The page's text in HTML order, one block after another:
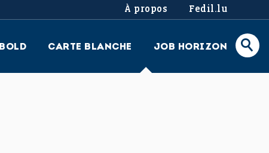
À propos Fedil.lu
BOLD CARTE BLANCHE JOB HORIZON